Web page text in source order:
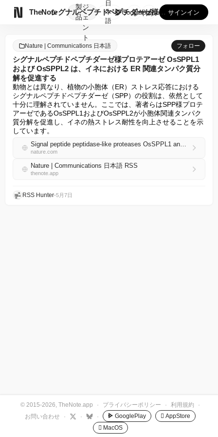
TheNote
製
品
ジ
ェ
ン
ト
シグナルペプチドペプチダーゼ様プロテアーゼ OsSPPL1 ...
日
本
語
GooglePlay
AppStore サインイン
Nature | Communications 日本語 フォロー
シグナルペプチドペプチダーゼ様プロテアーゼ OsSPPL1
および OsSPPL2 は、イネにおける ER 関連タンパク質分
解を促進する
動物とは異なり、植物の小胞体（ER）ストレス応答における
シグナルペプチドペプチダーゼ（SPP）の役割は、依然として
十分に理解されていません。ここでは、著者らはSPP様プロテ
アーゼであるOsSPPL1およびOsSPPL2が小胞体関連タンパク
質分解を促進し、イネの熱ストレス耐性を向上させることを示
しています。
Signal peptide peptidase-like proteases OsSPPL1 and OsSPPL2 facilitate ER-associated protein degradation in rice
nature.com
Nature | Communications 日本語 RSS
thenote.app
RSS Hunter•5月7日
© 2015-2026, TheNote.app · プライバシーポリシー · 利用規約
·
お問い合わせ
· · · GooglePlay
 AppStore
 MacOS